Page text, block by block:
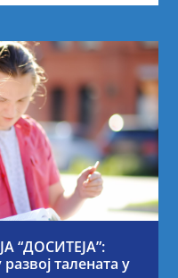
“ДОСИТЕЈА”:
талената у